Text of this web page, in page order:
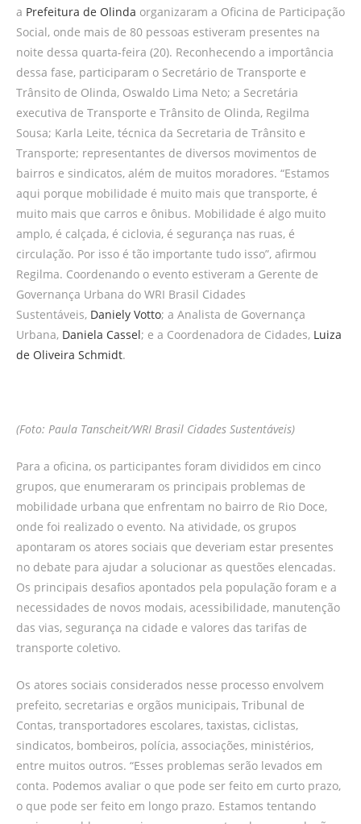
a Prefeitura de Olinda organizaram a Oficina de Participação
Social, onde mais de 80 pessoas estiveram presentes na
noite dessa quarta-feira (20). Reconhecendo a importância
dessa fase, participaram o Secretário de Transporte e
Trânsito de Olinda, Oswaldo Lima Neto; a Secretária
executiva de Transporte e Trânsito de Olinda, Regilma
Sousa; Karla Leite, técnica da Secretaria de Trânsito e
Transporte; representantes de diversos movimentos de
bairros e sindicatos, além de muitos moradores. “Estamos
aqui porque mobilidade é muito mais que transporte, é
muito mais que carros e ônibus. Mobilidade é algo muito
amplo, é calçada, é ciclovia, é segurança nas ruas, é
circulação. Por isso é tão importante tudo isso”, afirmou
Regilma. Coordenando o evento estiveram a Gerente de
Governança Urbana do WRI Brasil Cidades
Sustentáveis, Daniely Votto; a Analista de Governança
Urbana, Daniela Cassel; e a Coordenadora de Cidades, Luiza
de Oliveira Schmidt.
(Foto: Paula Tanscheit/WRI Brasil Cidades Sustentáveis)
Para a oficina, os participantes foram divididos em cinco
grupos, que enumeraram os principais problemas de
mobilidade urbana que enfrentam no bairro de Rio Doce,
onde foi realizado o evento. Na atividade, os grupos
apontaram os atores sociais que deveriam estar presentes
no debate para ajudar a solucionar as questões elencadas.
Os principais desafios apontados pela população foram e a
necessidades de novos modais, acessibilidade, manutenção
das vias, segurança na cidade e valores das tarifas de
transporte coletivo.
Os atores sociais considerados nesse processo envolvem
prefeito, secretarias e orgãos municipais, Tribunal de
Contas, transportadores escolares, taxistas, ciclistas,
sindicatos, bombeiros, polícia, associações, ministérios,
entre muitos outros. “Esses problemas serão levados em
conta. Podemos avaliar o que pode ser feito em curto prazo,
o que pode ser feito em longo prazo. Estamos tentando